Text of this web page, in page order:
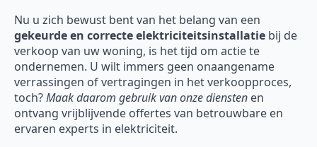
Nu u zich bewust bent van het belang van een
gekeurde en correcte elektriciteitsinstallatie bij de
verkoop van uw woning, is het tijd om actie te
ondernemen. U wilt immers geen onaangename
verrassingen of vertragingen in het verkoopproces,
toch?Maak daarom gebruik van onze diensten en
ontvang vrijblijvende offertes van betrouwbare en
ervaren experts in elektriciteit.